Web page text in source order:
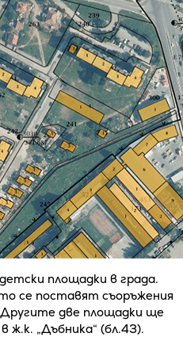
площадки в града.
се поставят съоръжения
две площадки ще
ж.к. „Дъбника“ (бл.43).